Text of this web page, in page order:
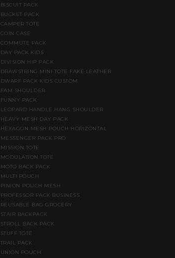
BISCUIT PACK
BUCKET PACK
CAMPER TOTE
COIN CASE
COMMUTE PACK
DAY PACK KIDS
DIVISION HIP PACK
DRAWSTRING MINI TOTE FAKE LEATHER
DWARF PACK KIDS CUSTOM
FAM SHOULDER
FUNNY PACK
LEOPARD HANDLE HANG SHOULDER
HEAVY MESH DAY PACK
HEXAGON MESH POUCH HORIZONTAL
MESSENGER PACK PRO
MISSION TOTE
MODULATION TOTE
MOTO BACK PACK
MULTI POUCH
PINION POUCH MESH
PROFESSOR PACK BUSINESS
REUSABLE BAG GROCERY
STAIR BACKPACK
STROLL BACK PACK
STUFF TOTE
TRAIL PACK
UNION POUCH